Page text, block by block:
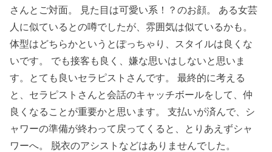
さんとご対面。 見た目は可愛い系！？のお顔。 ある女芸
人に似ているとの噂でしたが、雰囲気は似ているかも。
体型はどちらかというとぽっちゃり、スタイルは良くな
いです。 でも接客も良く、嫌な思いはしないと思いま
す。とても良いセラピストさんです。 最終的に考える
と、セラピストさんと会話のキャッチボールをして、仲
良くなることが重要かと思います。 支払いが済んで、シ
ャワーの準備が終わって戻ってくると、とりあえずシャ
ワーへ。 脱衣のアシストなどはありませんでした。